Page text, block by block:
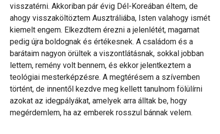
visszatérni. Akkoriban pár évig Dél-Koreában éltem, de
ahogy visszaköltöztem Ausztráliába, Isten valahogy ismét
kiemelt engem. Elkezdtem érezni a jelenlétét, magamat
pedig újra boldognak és értékesnek. A családom és a
barátaim nagyon örültek a viszontlátásnak, sokkal jobban
lettem, remény volt bennem, és ekkor jelentkeztem a
teológiai mesterképzésre. A megtérésem a szívemben
történt, de innentől kezdve meg kellett tanulnom fölülírni
azokat az idegpályákat, amelyek arra álltak be, hogy
megérdemlem, ha az emberek rosszul bánnak velem.